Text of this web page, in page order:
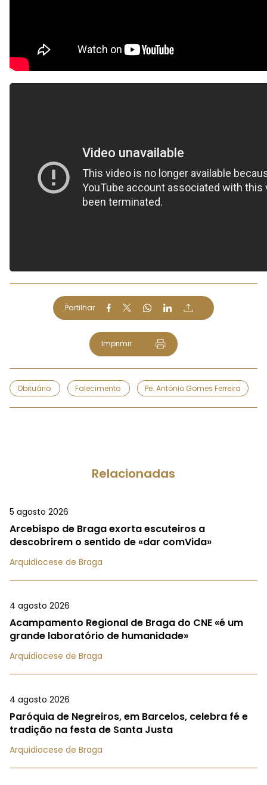
Partilhar
Imprimir
Obituário Falecimento Pe. António Gomes Ferreira
Relacionadas
5 agosto 2026
Arcebispo de Braga exorta escuteiros a
descobrirem o sentido de «dar comVida»
Arquidiocese de Braga
4 agosto 2026
Acampamento Regional de Braga do CNE «é um
grande laboratório de humanidade»
Arquidiocese de Braga
4 agosto 2026
Paróquia de Negreiros, em Barcelos, celebra fé e
tradição na festa de Santa Justa
Arquidiocese de Braga